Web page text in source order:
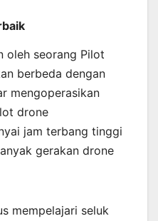
oleh seorang Pilot
berbeda dengan
mengoperasikan
drone
jam terbang tinggi
gerakan drone
mempelajari seluk